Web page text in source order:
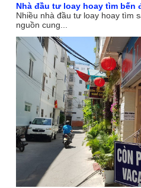
Nhà đầu tư loay hoay tìm bến
Nhiều nhà đầu tư loay hoay tìm
nguồn cung...